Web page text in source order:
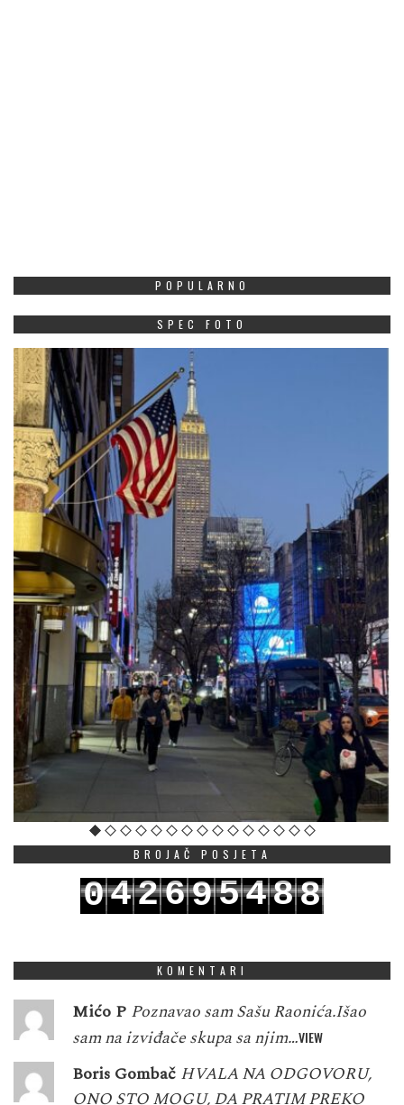
POPULARNO
SPEC FOTO
BROJAČ POSJETA
042695488
KOMENTARI
Mićo P Poznavao sam Sašu Raonića.Išao
sam na izviđače skupa sa njim…VIEW
Boris Gombač HVALA NA ODGOVORU,
ONO STO MOGU, DA PRATIM PREKO